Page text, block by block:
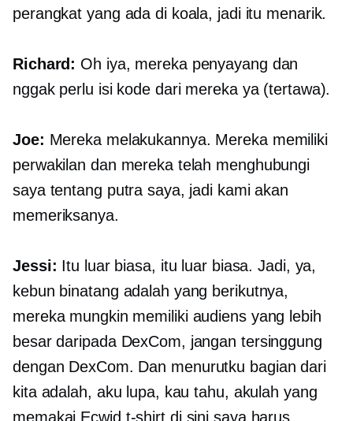
perangkat yang ada di koala, jadi itu menarik.
Richard: Oh iya, mereka penyayang dan
nggak perlu isi kode dari mereka ya (tertawa).
Joe: Mereka melakukannya. Mereka memiliki
perwakilan dan mereka telah menghubungi
saya tentang putra saya, jadi kami akan
memeriksanya.
Jessi: Itu luar biasa, itu luar biasa. Jadi, ya,
kebun binatang adalah yang berikutnya,
mereka mungkin memiliki audiens yang lebih
besar daripada DexCom, jangan tersinggung
dengan DexCom. Dan menurutku bagian dari
kita adalah, aku lupa, kau tahu, akulah yang
memakai Ecwid t-shirtdi sini saya harus